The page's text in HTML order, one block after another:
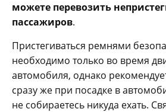
можете перевозить
пассажиров.
Пристегиваться ремнями
необходимо только во время
автомобиля, однако
сразу же при посадке в
не собираетесь никуда ехать.